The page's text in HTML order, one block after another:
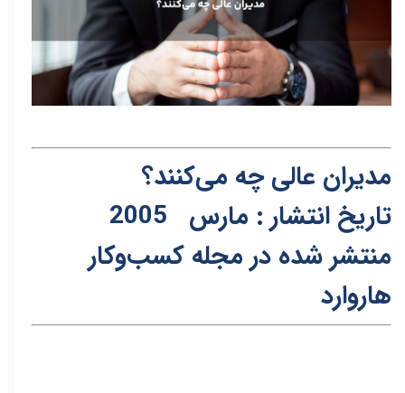
مدیران عالی چه می‌کنند؟
تاریخ انتشار : مارس 2005
منتشر شده در مجله کسب‌و‌کار
هاروارد